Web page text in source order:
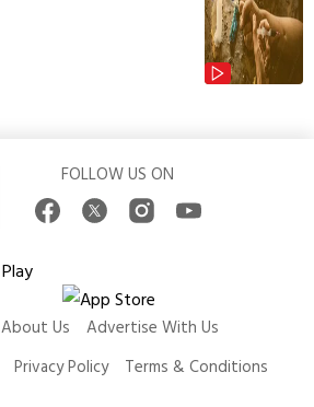
FOLLOW US ON
About Us
Advertise With Us
Privacy Policy
Terms & Conditions